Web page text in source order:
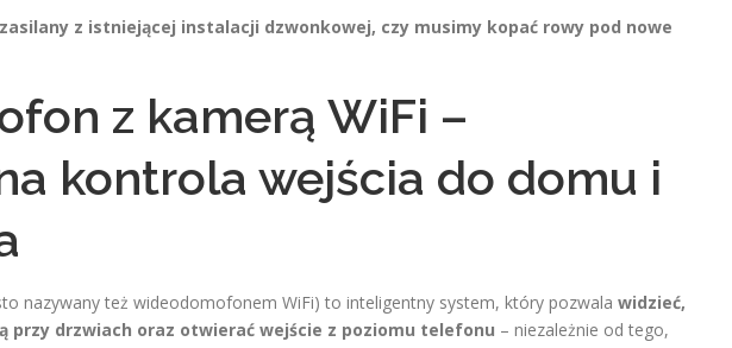
z istniejącej instalacji dzwonkowej, czy musimy kopać rowy pod nowe
z kamerą WiFi –
kontrola wejścia do domu i
nazywany też wideodomofonem WiFi) to inteligentny system, który pozwala widzieć,
przy drzwiach oraz otwierać wejście z poziomu telefonu – niezależnie od tego,